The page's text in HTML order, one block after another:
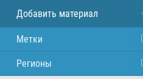
Добавить материал
Метки
Регионы